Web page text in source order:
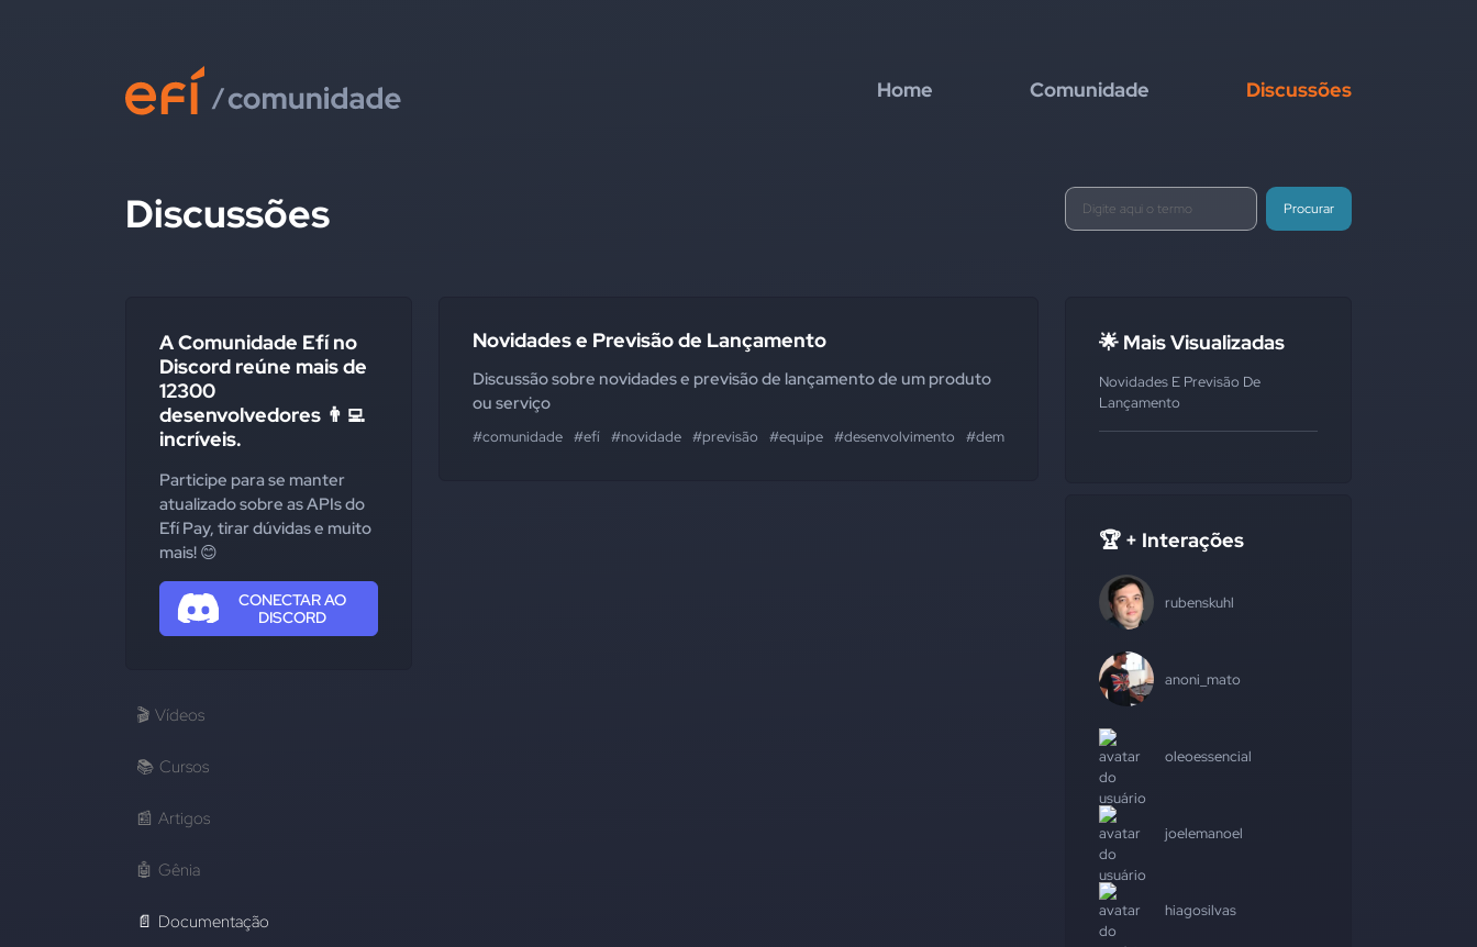
Home Comunidade Discussões
Discussões Procurar
A Comunidade Efí no
Discord reúne mais de
12300
desenvolvedores 👨‍💻
incríveis.
Participe para se manter
atualizado sobre as APIs do
Efí Pay, tirar dúvidas e muito
mais! 😊
CONECTAR AO
DISCORD
🎬 Vídeos
📚 Cursos
📰 Artigos
🤖 Gênia
📄 Documentação
Novidades e Previsão de Lançamento
Discussão sobre novidades e previsão de lançamento de um produto
ou serviço
#comunidade #efí #novidade #previsão #equipe #desenvolvimento #demanda #integrações #api
🌟 Mais Visualizadas
Novidades E Previsão De
Lançamento
🏆 + Interações
rubenskuhl
anoni_mato
oleoessencial
joelemanoel
hiagosilvas